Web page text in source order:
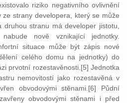
riziko negativního ovlivnění
ze strany developera, který se může
stranu má developer jistotu,
nově vznikající jednotky.
situace může být zápis nové
celého domu na jednotky) do
prvotní rozestavěnosti.[5] Jednotka
nemovitostí jako rozestavěná v
obvodovými stěnami.[6] Půdní
obvodovými stěnami i před